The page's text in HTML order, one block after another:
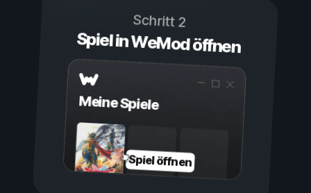
Schritt 2
Spiel in WeMod öffnen
Meine Spiele
Spiel öffnen